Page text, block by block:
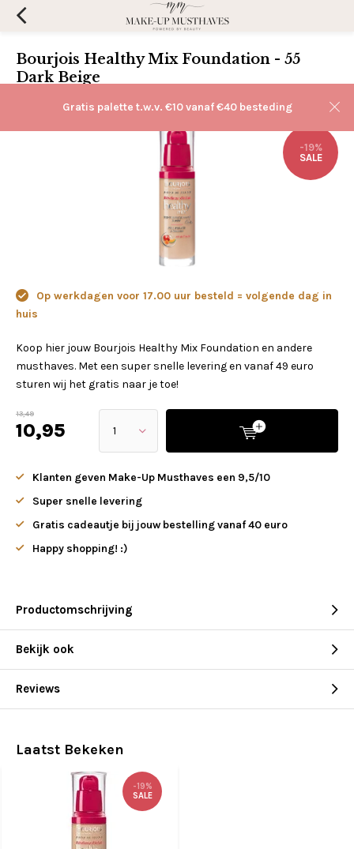
Gratis palette t.w.v. €10 vanaf €40 besteding
Bourjois Healthy Mix Foundation - 55
Dark Beige
-19%
SALE
Op werkdagen voor 17.00 uur besteld = volgende dag in
huis
Koop hier jouw Bourjois Healthy Mix Foundation en andere
musthaves. Met een super snelle levering en vanaf 49 euro
sturen wij het gratis naar je toe!
13,49
10,95
Klanten geven Make-Up Musthaves een 9,5/10
Super snelle levering
Gratis cadeautje bij jouw bestelling vanaf 40 euro
Happy shopping! :)
Productomschrijving
Bekijk ook
Reviews
Laatst Bekeken
-19%
SALE